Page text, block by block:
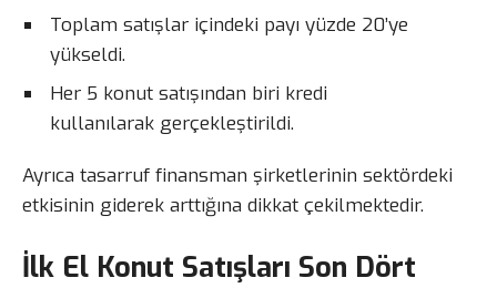
Toplam satışlar içindeki payı yüzde 20’ye
yükseldi.
Her 5 konut satışından biri kredi
kullanılarak gerçekleştirildi.
Ayrıca tasarruf finansman şirketlerinin sektördeki
etkisinin giderek arttığına dikkat çekilmektedir.
İlk El Konut Satışları Son Dört